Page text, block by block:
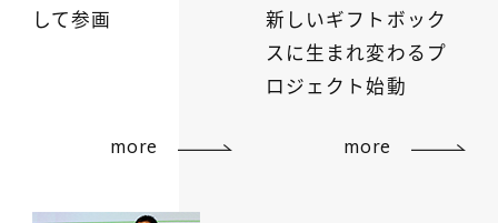
して参画
more
新しいギフトボック
スに生まれ変わるプ
ロジェクト始動
more